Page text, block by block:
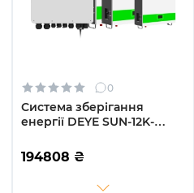
0
Система зберігання
енергії DEYE SUN-12K-
LFP-W 12kW 15.36kWh
3BAT LiFePO4 6500 циклів
194808 ₴